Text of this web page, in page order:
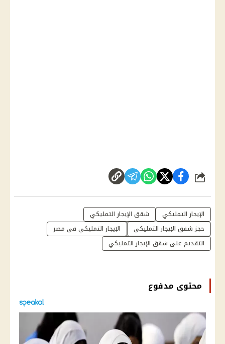
شارك
الإيجار التمليكي
شقق الإيجار التمليكي
حجز شقق الإيجار التمليكي
الإيجار التمليكي في مصر
التقديم على شقق الإيجار التمليكي
محتوى مدفوع